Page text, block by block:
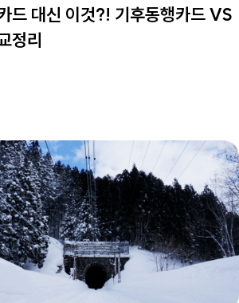
드 대신 이것?! 기후동행카드 VS
정리